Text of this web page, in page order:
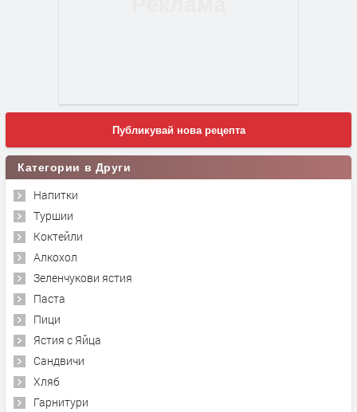
Публикувай нова рецепта
Категории в Други
Напитки
Туршии
Коктейли
Алкохол
Зеленчукови ястия
Паста
Пици
Ястия с Яйца
Сандвичи
Хляб
Гарнитури